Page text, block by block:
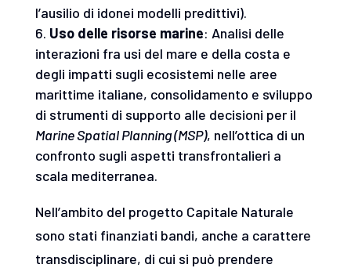
l’ausilio di idonei modelli predittivi).
Uso delle risorse marine: Analisi delle
interazioni fra usi del mare e della costa e
degli impatti sugli ecosistemi nelle aree
marittime italiane, consolidamento e sviluppo
di strumenti di supporto alle decisioni per il
Marine Spatial Planning (MSP), nell’ottica di un
confronto sugli aspetti transfrontalieri a
scala mediterranea.
Nell’ambito del progetto Capitale Naturale
sono stati finanziati bandi, anche a carattere
transdisciplinare, di cui si può prendere